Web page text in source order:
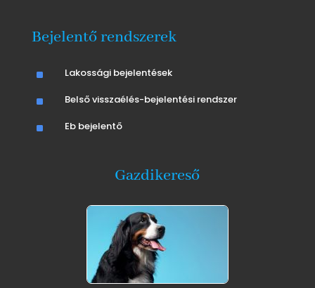
Bejelentő rendszerek
^ Lakossági bejelentések
^ Belső visszaélés-bejelentési rendszer
^ Eb bejelentő
Gazdikereső